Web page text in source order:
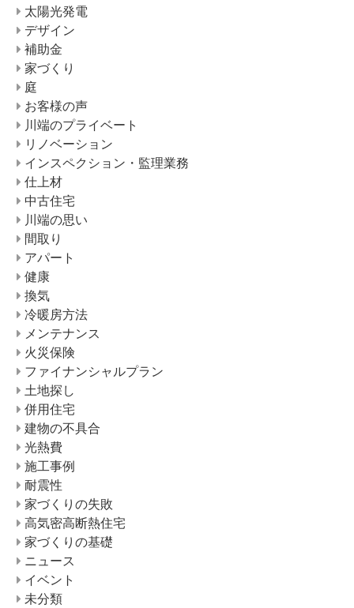
太陽光発電
デザイン
補助金
家づくり
庭
お客様の声
川端のプライベート
リノベーション
インスペクション・監理業務
仕上材
中古住宅
川端の思い
間取り
アパート
健康
換気
冷暖房方法
メンテナンス
火災保険
ファイナンシャルプラン
土地探し
併用住宅
建物の不具合
光熱費
施工事例
耐震性
家づくりの失敗
高気密高断熱住宅
家づくりの基礎
ニュース
イベント
未分類